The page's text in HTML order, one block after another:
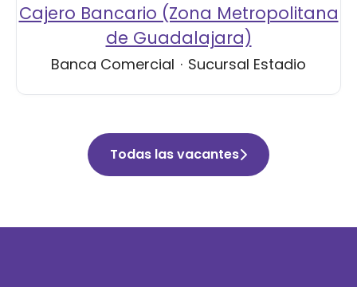
Cajero Bancario (Zona Metropolitana
de Guadalajara)
Banca Comercial · Sucursal Estadio
Todas las vacantes